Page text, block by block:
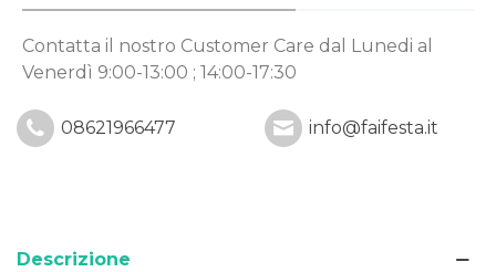
Contatta il nostro Customer Care dal Lunedi al
Venerdì 9:00-13:00 ; 14:00-17:30
08621966477 info@faifesta.it
Descrizione